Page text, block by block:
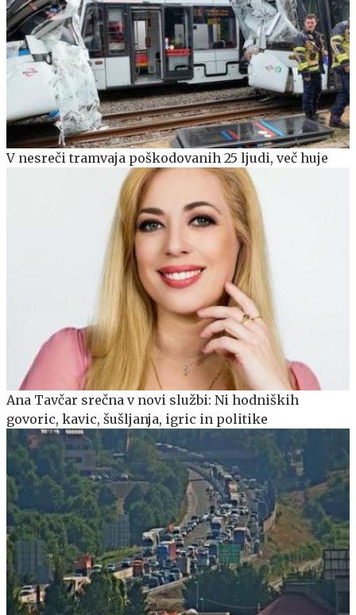
V nesreči tramvaja poškodovanih 25 ljudi, več huje
Ana Tavčar srečna v novi službi: Ni hodniških
govoric, kavic, šušljanja, igric in politike